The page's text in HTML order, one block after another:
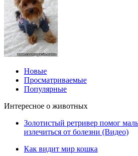
Новые
Просматриваемые
Популярные
Интересное о животных
Золотистый ретривер помог
излечиться от болезни (Видео)
Как видит мир кошка